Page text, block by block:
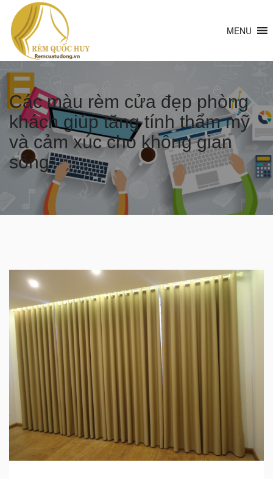
MENU
Các màu rèm cửa đẹp phòng
khách giúp tăng tính thẩm mỹ
và cảm xúc cho không gian
sống